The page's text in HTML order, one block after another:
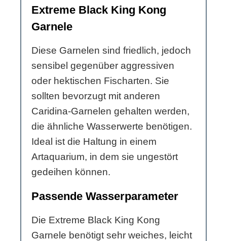
Extreme Black King Kong
Garnele
Diese Garnelen sind friedlich, jedoch
sensibel gegenüber aggressiven
oder hektischen Fischarten. Sie
sollten bevorzugt mit anderen
Caridina-Garnelen gehalten werden,
die ähnliche Wasserwerte benötigen.
Ideal ist die Haltung in einem
Artaquarium, in dem sie ungestört
gedeihen können.
Passende Wasserparameter
Die Extreme Black King Kong
Garnele benötigt sehr weiches, leicht